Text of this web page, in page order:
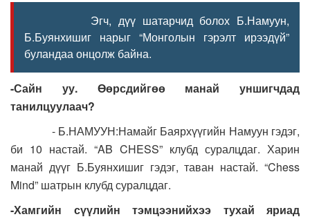
Эгч, дүү шатарчид болох Б.Намуун,
Б.Буянхишиг нарыг “Монголын гэрэлт ирээдүй”
буландаа онцолж байна.
-Сайн уу. Өөрсдийгөө манай уншигчдад
танилцуулаач?
- Б.НАМУУН:Намайг Баярхүүгийн Намуун гэдэг,
би 10 настай. “AB CHESS” клубд суралцдаг. Харин
манай дүүг Б.Буянхишиг гэдэг, таван настай. “Chess
Mind” шатрын клубд суралцдаг.
-Хамгийн сүүлийн тэмцээнийхээ тухай яриад